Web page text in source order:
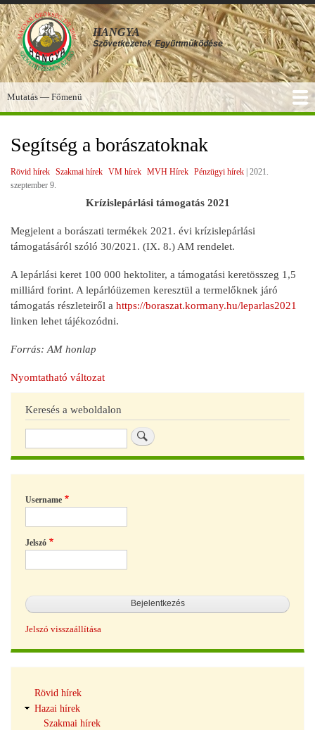
Ugrás
a
tartalomra
HANGYA
Szövetkezetek Együttműködése
Főmenü
Mutatás — Főmenü
Segítség a borászatoknak
Rövid hírek Szakmai hírek VM hírek MVH Hírek Pénzügyi hírek 2021.
szeptember 9.
Krízislepárlási támogatás 2021
Megjelent a borászati termékek 2021. évi krízislepárlási
támogatásáról szóló 30/2021. (IX. 8.) AM rendelet.
A lepárlási keret 100 000 hektoliter, a támogatási keretösszeg 1,5
milliárd forint. A lepárlóüzemen keresztül a termelőknek járó
támogatás részleteiről a https://boraszat.kormany.hu/leparlas2021
linken lehet tájékozódni.
Forrás: AM honlap
Nyomtatható változat
Keresés a weboldalon
Username
Jelszó
Jelszó visszaállítása
navigáció
Rövid hírek
Hazai hírek
Szakmai hírek